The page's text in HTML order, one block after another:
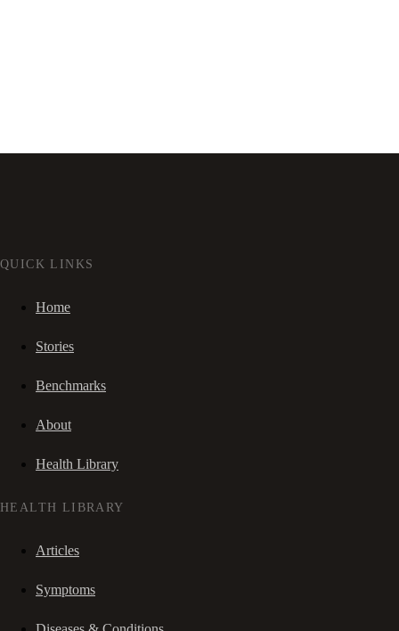
QUICK LINKS
Home
Stories
Benchmarks
About
Health Library
HEALTH LIBRARY
Articles
Symptoms